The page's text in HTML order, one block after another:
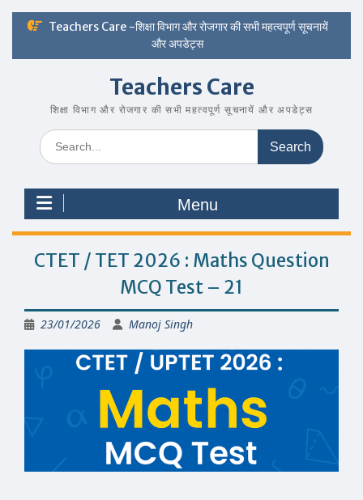
Skip
Teachers Care -शिक्षा विभाग और रोजगार की सभी महत्वपूर्ण सूचनायें
और अपडेट्स
Teachers Care
शिक्षा विभाग और रोजगार की सभी महत्वपूर्ण सूचनायें और अपडेट्स
Search
for:
Menu
CTET / TET 2026 : Maths Question
MCQ Test – 21
23/01/2026 Manoj Singh